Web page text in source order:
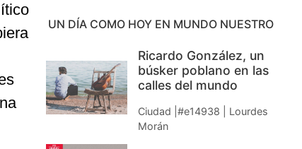
UN DÍA COMO HOY EN MUNDO NUESTRO
Ricardo González, un
búsker poblano en las
calles del mundo
Ciudad |#e14938 | Lourdes
Morán